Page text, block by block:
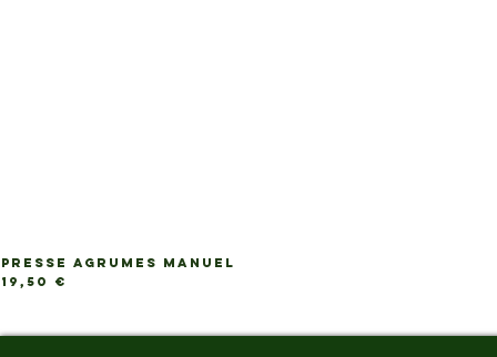
PRESSE AGRUMES MANUEL
Prix
19,50 €